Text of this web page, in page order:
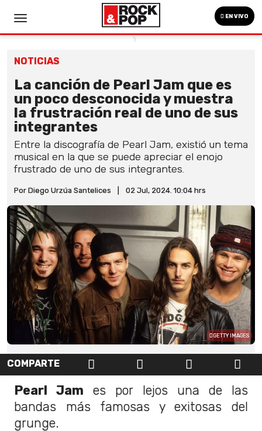
EN VIVO
NOTICIAS
La canción de Pearl Jam que es
un poco desconocida y muestra
la frustración real de uno de sus
integrantes
Entre la discografía de Pearl Jam, existió un tema
musical en la que se puede apreciar el enojo
frustrado de uno de sus integrantes.
Por Diego Urzúa Santelices 02 Jul, 2024. 10:04 hrs
GETTY IMAGES
COMPARTE
Pearl Jam es por lejos una de las
bandas más famosas y exitosas del
grunge.